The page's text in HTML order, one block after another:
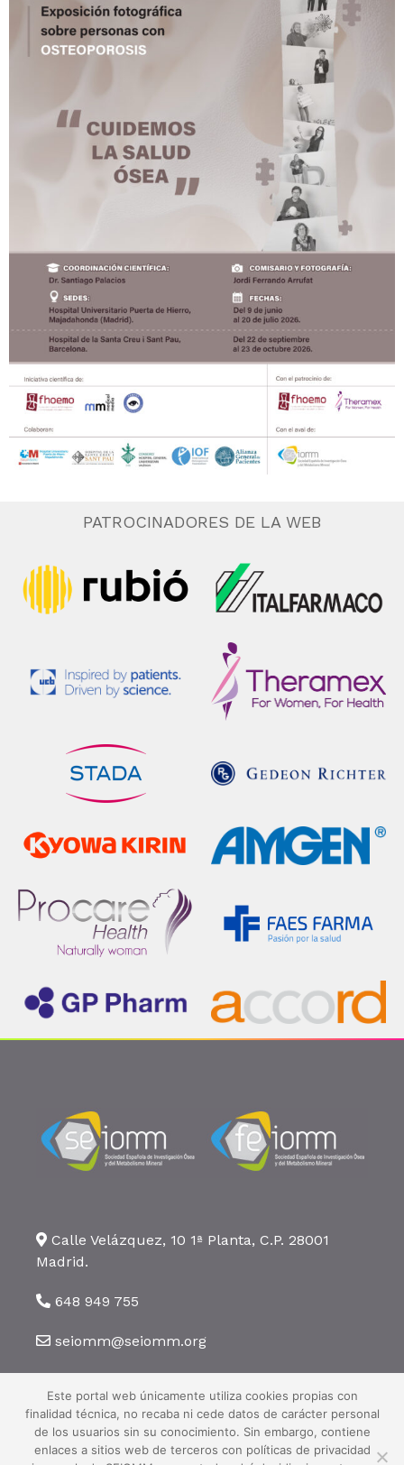
PATROCINADORES DE LA WEB
Calle Velázquez, 10 1ª Planta, C.P. 28001
Madrid.
648 949 755
seiomm@seiomm.org
©2026 SEIOMM. Todos los derechos reservados ·Aviso legal·Política
Este portal web únicamente utiliza cookies propias con
finalidad técnica, no recaba ni cede datos de carácter personal
de los usuarios sin su conocimiento. Sin embargo, contiene
enlaces a sitios web de terceros con políticas de privacidad